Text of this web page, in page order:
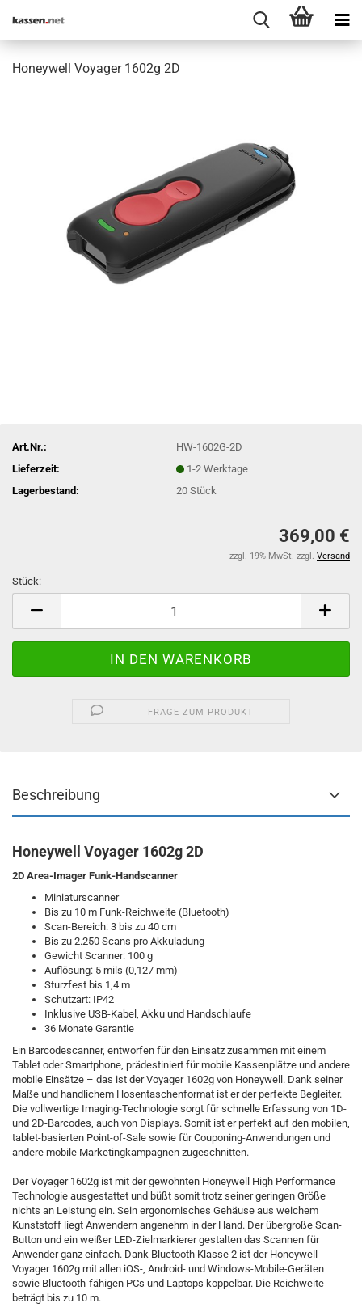
Honeywell Voyager 1602g 2D
Art.Nr.:
HW-1602G-2D
Lieferzeit:
1-2 Werktage
Lagerbestand:
20Stück
369,00 €
zzgl. 19% MwSt. zzgl. Versand
Stück:
FRAGE ZUM PRODUKT
Beschreibung
Honeywell Voyager 1602g 2D
2D Area-Imager Funk-Handscanner
Miniaturscanner
Bis zu 10 m Funk-Reichweite (Bluetooth)
Scan-Bereich: 3 bis zu 40 cm
Bis zu 2.250 Scans pro Akkuladung
Gewicht Scanner: 100 g
Auflösung: 5 mils (0,127 mm)
Sturzfest bis 1,4 m
Schutzart: IP42
Inklusive USB-Kabel, Akku und Handschlaufe
36 Monate Garantie
Ein Barcodescanner, entworfen für den Einsatz zusammen mit einem
Tablet oder Smartphone, prädestiniert für mobile Kassenplätze und andere
mobile Einsätze – das ist der Voyager 1602g von Honeywell. Dank seiner
Maße und handlichem Hosentaschenformat ist er der perfekte Begleiter.
Die vollwertige Imaging-Technologie sorgt für schnelle Erfassung von 1D-
und 2D-Barcodes, auch von Displays. Somit ist er perfekt auf den mobilen,
tablet-basierten Point-of-Sale sowie für Couponing-Anwendungen und
andere mobile Marketingkampagnen zugeschnitten.
Der Voyager 1602g ist mit der gewohnten Honeywell High Performance
Technologie ausgestattet und büßt somit trotz seiner geringen Größe
nichts an Leistung ein. Sein ergonomisches Gehäuse aus weichem
Kunststoff liegt Anwendern angenehm in der Hand. Der übergroße Scan-
Button und ein weißer LED-Zielmarkierer gestalten das Scannen für
Anwender ganz einfach. Dank Bluetooth Klasse 2 ist der Honeywell
Voyager 1602g mit allen iOS-, Android- und Windows-Mobile-Geräten
sowie Bluetooth-fähigen PCs und Laptops koppelbar. Die Reichweite
beträgt bis zu 10 m.